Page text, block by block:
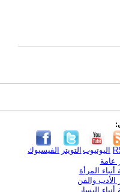
الفيسبوك التويتر اليوتيوب
عامة
أنباء المرأة
الأدب والفن
أنباء اليسار